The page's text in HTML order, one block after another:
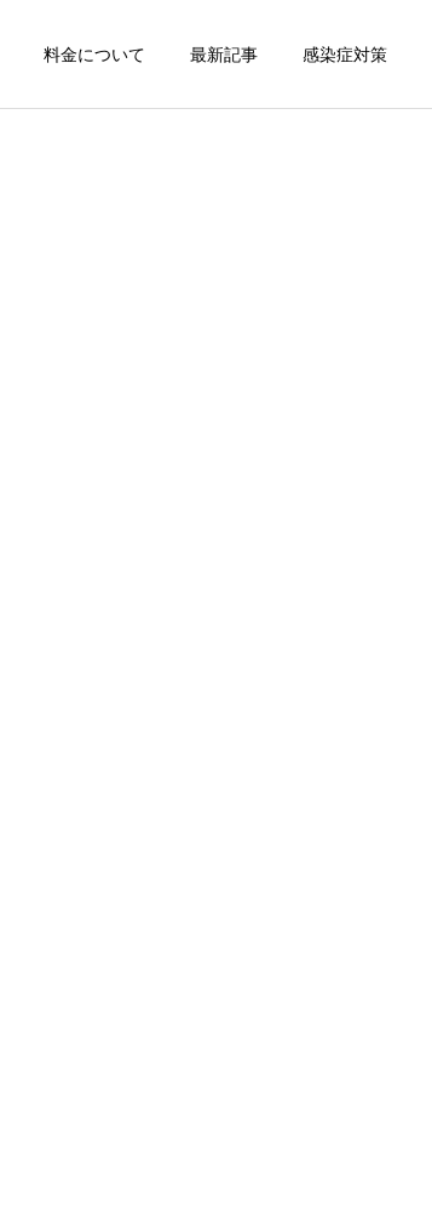
料金について 最新記事 感染症対策